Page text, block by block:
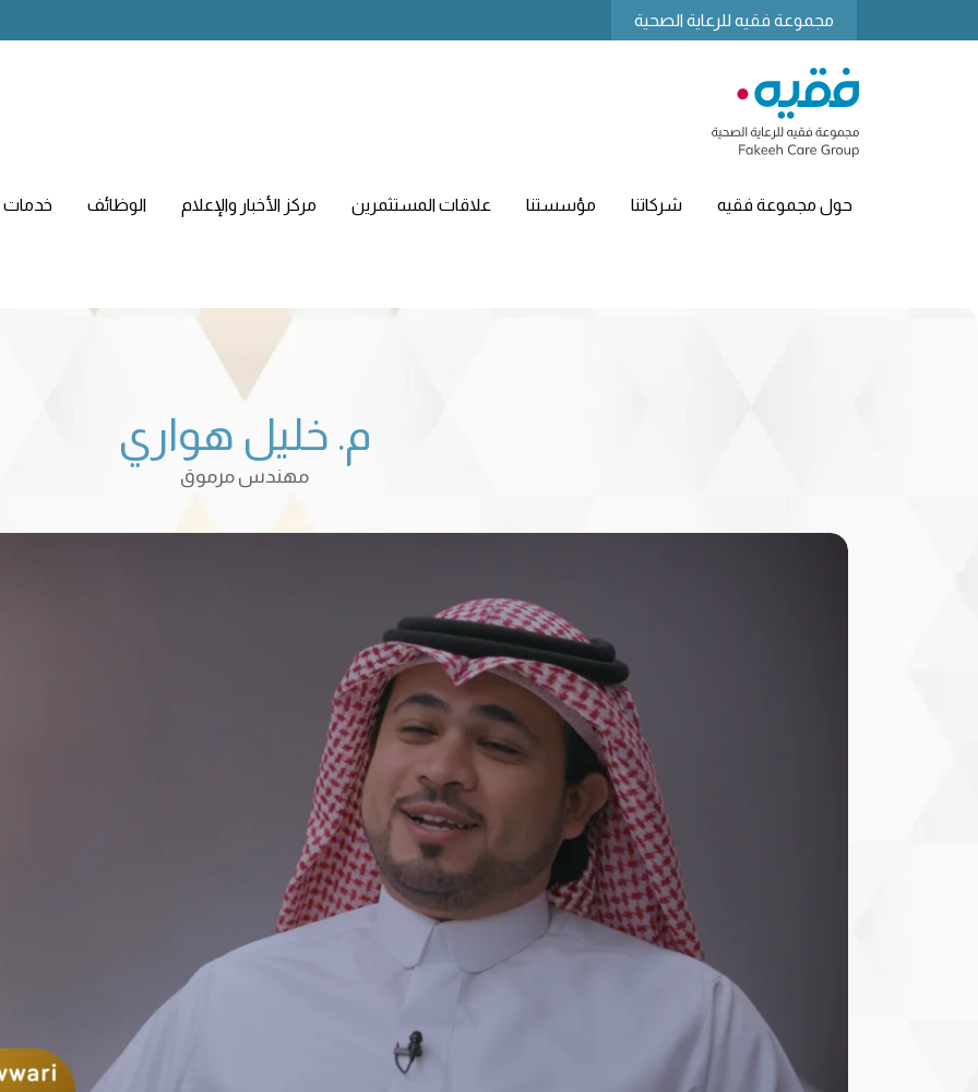
مجموعة فقيه للرعاية الصحية
حول مجموعة فقيه شركاتنا مؤسستنا علاقات المستثمرين مركز الأخبار والإعلام الوظائف خدمات
م. خليل هواري
مهندس مرموق